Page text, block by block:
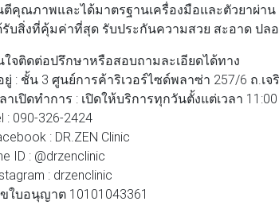
ตีคุณภาพและได้มาตรฐานเครื่องมือและตัวยาผ่า
รับสิ่งที่คุ้มค่าที่สุด รับประกันความสวย สะอาด ปล
ใจติดต่อปรึกษาหรือสอบถามละเอียดได้ทาง
ยู่ : ชั้น 3 ศูนย์การค้าริเวอร์ไซด์พลาซ่า 257/6 ถ.เ
ลาเปิดทำการ : เปิดให้บริการทุกวันตั้งแต่เวลา 11:00
: 090-326-2424
: DR.ZEN Clinic
ID : @drzenclinic
: drzenclinic
ขใบอนุญาต 10101043361